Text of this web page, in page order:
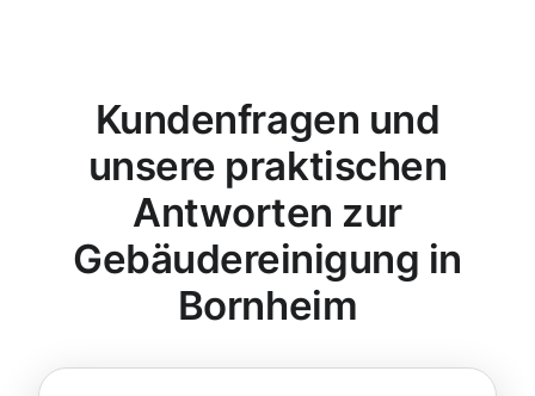
Kundenfragen und
unsere praktischen
Antworten zur
Gebäudereinigung in
Bornheim